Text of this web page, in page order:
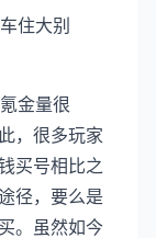
住大别
金量很
，很多玩家
买号相比之
径，要么是
。虽然如今